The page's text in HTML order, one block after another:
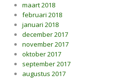
maart 2018
februari 2018
januari 2018
december 2017
november 2017
oktober 2017
september 2017
augustus 2017